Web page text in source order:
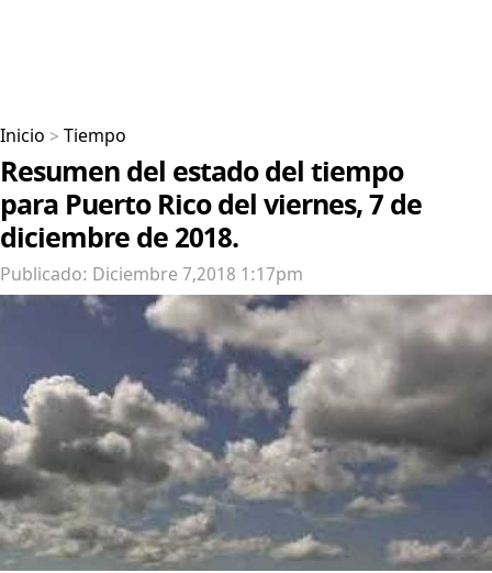
Inicio > Tiempo
Resumen del estado del tiempo
para Puerto Rico del viernes, 7 de
diciembre de 2018.
Publicado: Diciembre 7,2018 1:17pm